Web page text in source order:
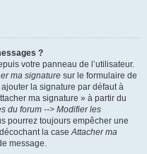
?
votre panneau de l’utilisateur.
ma signature sur le formulaire de
la signature par défaut à
ma signature » à partir du
du forum --> Modifier les
pourrez toujours empêcher une
la caseAttacher ma
message.